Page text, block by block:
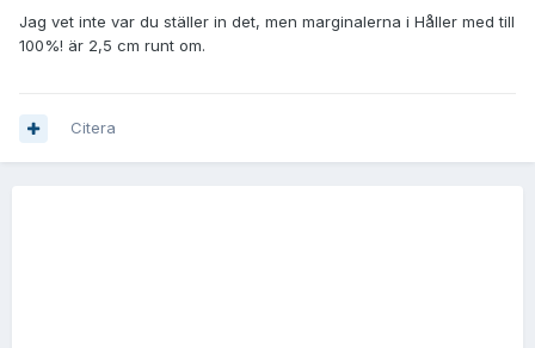
Jag vet inte var du ställer in det, men marginalerna i Håller med till
100%! är 2,5 cm runt om.
Citera